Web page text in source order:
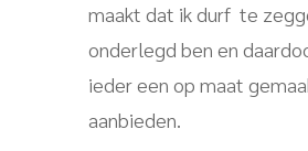
maakt dat ik durf te
onderlegd ben en
ieder een op maat
aanbieden.